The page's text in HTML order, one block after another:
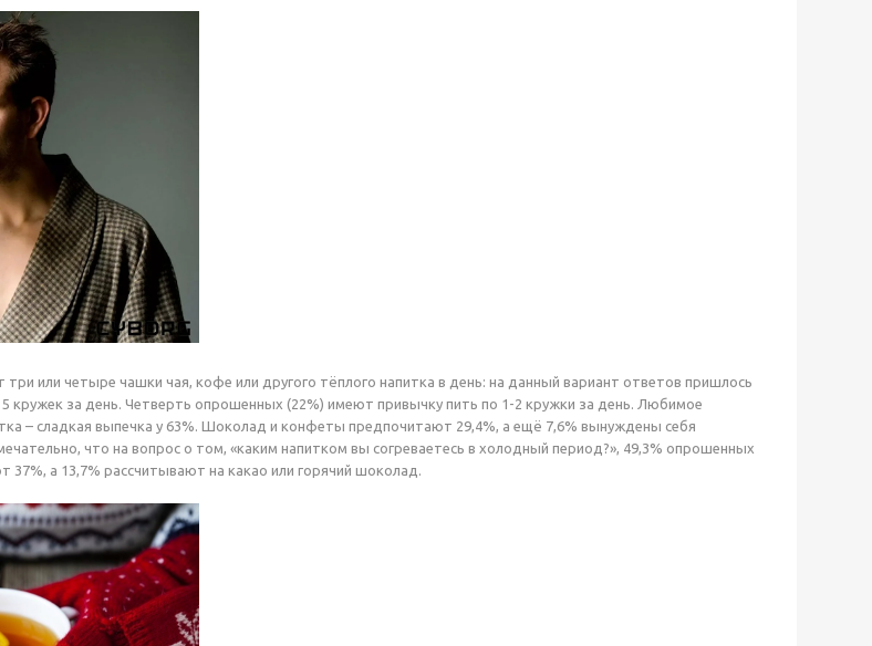
три или четыре чашки чая, кофе или другого тёплого напитка в день: на данный вариант ответов пришлось
кружек за день. Четверть опрошенных (22%) имеют привычку пить по 1-2 кружки за день. Любимое
– сладкая выпечка у 63%. Шоколад и конфеты предпочитают 29,4%, а ещё 7,6% вынуждены себя
что на вопрос о том, «каким напитком вы согреваетесь в холодный период?», 49,3% опрошенных
а 13,7% рассчитывают на какао или горячий шоколад.